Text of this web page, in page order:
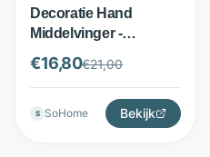
Decoratie Hand
Middelvinger -
Polyresin - Statement
sculptuur - Zwart -
Richmond Interiors
€16,80€21,00
S SoHome Bekijk